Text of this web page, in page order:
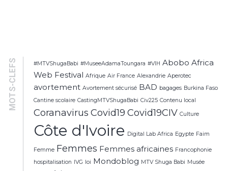
MOTS-CLEFS #MTVShugaBabi #MuseeAdamaToungara #VIH Abobo Africa
Web Festival Afrique Air France Alexandrie Aperotec
avortement Avortement sécurisé BAD bagages Burkina Faso
Cantine scolaire CastingMTVShugaBabi Civ225 Contenu local
Coranavirus Covid19 Covid19CIV Culture
Côte d'Ivoire Digital Lab Africa Egypte Faim
Femme Femmes Femmes africaines Francophonie
hospitalisation IVG loi Mondoblog MTV Shuga Babi Musée